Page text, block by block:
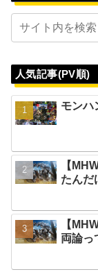
人気記事(PV順)
モンハ
【
たんだ
【
両論っ